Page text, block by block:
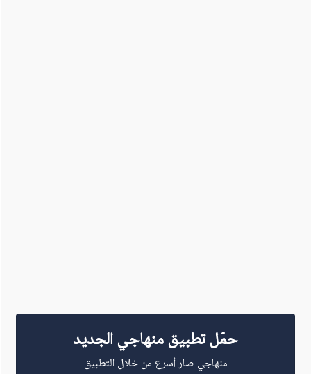
حمّل تطبيق منهاجي الجديد
منهاجي صار أسرع من خلال التطبيق